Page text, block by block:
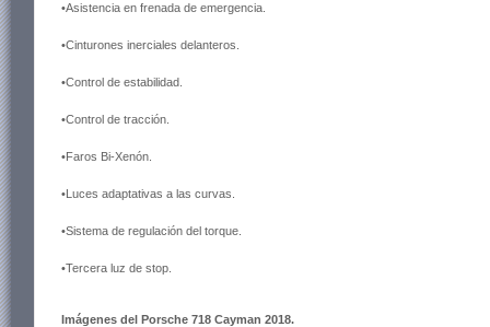
•Asistencia en frenada de emergencia.
•Cinturones inerciales delanteros.
•Control de estabilidad.
•Control de tracción.
•Faros Bi-Xenón.
•Luces adaptativas a las curvas.
•Sistema de regulación del torque.
•Tercera luz de stop.
Imágenes del Porsche 718 Cayman 2018.